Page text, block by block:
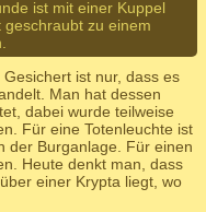
ist mit einer Kuppel
zu einem
ist nur, dass es
Man hat dessen
dabei wurde teilweise
Für eine Totenleuchte ist
der Burganlage. Für einen
Heute denkt man, dass
einer Krypta liegt, wo